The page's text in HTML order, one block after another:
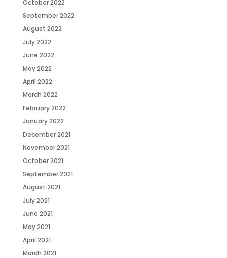
October 2022
September 2022
August 2022
July 2022
June 2022
May 2022
April 2022
March 2022
February 2022
January 2022
December 2021
November 2021
October 2021
September 2021
August 2021
July 2021
June 2021
May 2021
April 2021
March 2021